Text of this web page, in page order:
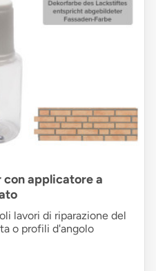
applicatore a
lavori di riparazione del
o profili d'angolo